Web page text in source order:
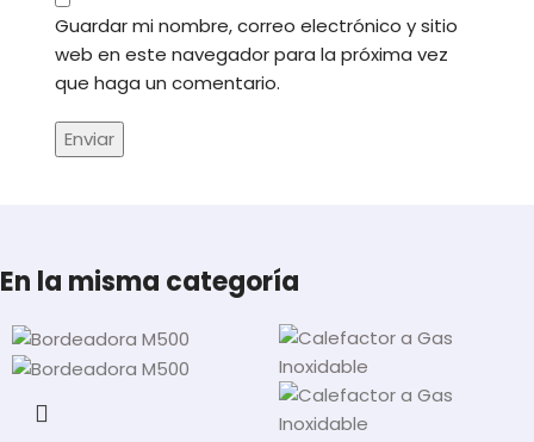
Guardar mi nombre, correo electrónico y sitio
web en este navegador para la próxima vez
que haga un comentario.
En la misma categoría